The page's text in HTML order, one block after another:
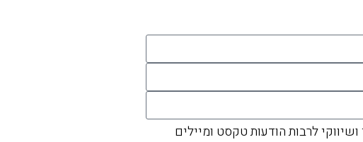
לרבות הודעות טקסט ומיילים